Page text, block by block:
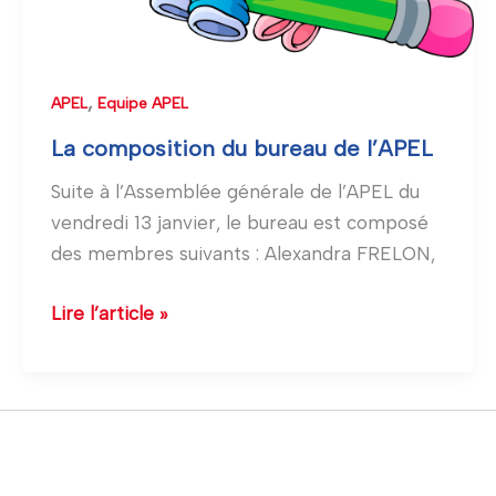
APEL, Equipe APEL
La composition du bureau de l’APEL
Suite à l’Assemblée générale de l’APEL du
vendredi 13 janvier, le bureau est composé
des membres suivants : Alexandra FRELON,
Lire l’article »